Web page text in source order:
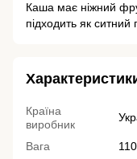
Каша має ніжний
підходить як
Країна
виробник
Вага